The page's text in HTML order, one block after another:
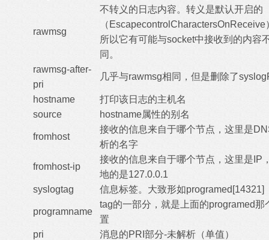
rawmsg
不转义的日志内容。转义是默认开启的
（EscapecontrolCharactersOnReceive
所以它有可能与socket中接收到的内容
同。
rawmsg-after-
pri
几乎与rawmsg相同，但是删除了
hostname
打印该日志的主机名
source
hostname属性的别名
fromhost
接收的信息来自于哪个节点，这里是
析的名字
fromhost-ip
接收的信息来自于哪个节点，这里是IP
地的是127.0.0.1
syslogtag
信息标签。大致形如programed[14321]
programname
tag的一部分，就是上面的programed那
置
pri
消息的PRI部分-未解析（单值）